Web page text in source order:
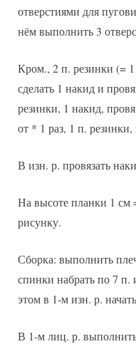
отверстиями для
нём выполнить 3
Кром., 2 п. резинки (= 1
сделать 1 накид и
резинки, 1 накид,
от * 1 раз, 1 п.
В изн. р. провязать
На высоте планки 1 см
рисунку.
Сборка: выполнить
спинки набрать по 7 п.
этом в 1-м изн. р.
В 1-м лиц. р.